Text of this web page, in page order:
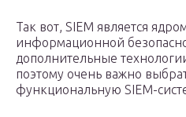
Так вот, SIEM является
информационной
дополнительные
поэтому очень важно
функциональную SIEM-